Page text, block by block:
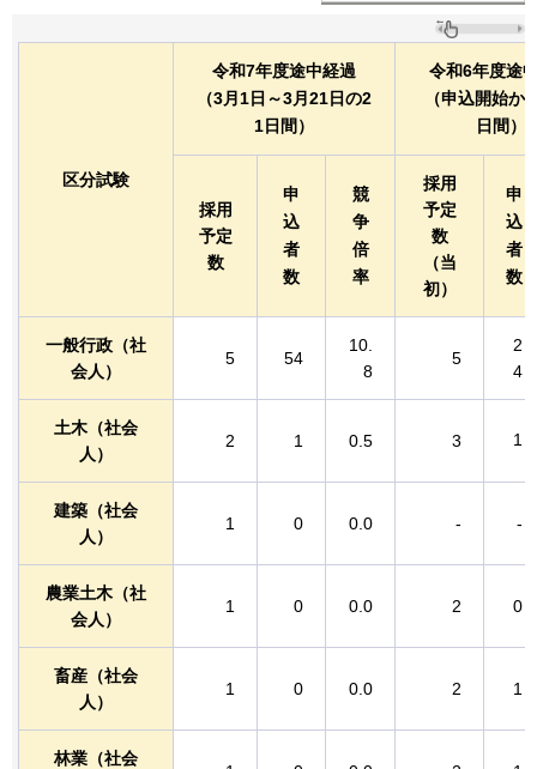
区分試験
令和7年度途中経過
（3月1日～3月21日の2
1日間）
令和6年度途
（申込開始か
日間）
採用
予定
数
申
込
者
数
競
争
倍
率
採用
予定
数
（当
初）
申
込
者
数
一般行政（社
会人）
5 54
10.
8
5
2
4
土木（社会
人）
2 1 0.5 3 1
建築（社会
人）
1 0 0.0 - -
農業土木（社
会人）
1 0 0.0 2 0
畜産（社会
人）
1 0 0.0 2 1
林業（社会